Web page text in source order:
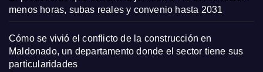
menos horas, subas reales y convenio hasta 2031
Cómo se vivió el conflicto de la construcción en
Maldonado, un departamento donde el sector tiene sus
particularidades